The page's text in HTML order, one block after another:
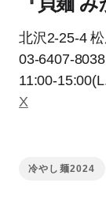
北沢2-25-4
03-6407-8038
11:00-
X
冷やし麺2024